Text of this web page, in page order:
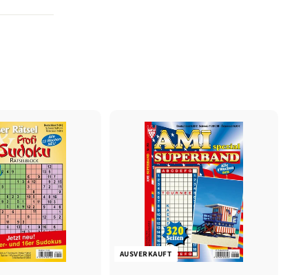
AUSVERKAUFT